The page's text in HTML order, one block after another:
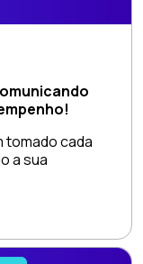
tomado cada
a sua